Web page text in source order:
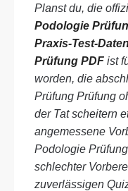
Planst du, die
Podologie
Praxis-Test-
Prüfung PDF ist
worden, die
Prüfung Prüfung
der Tat scheitern
angemessene
Podologie
schlechter
zuverlässigen